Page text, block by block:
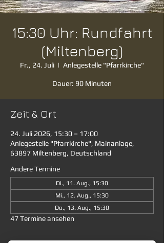
15:30 Uhr: Rundfahrt
(Miltenberg)
Fr., 24. Juli
  |
Anlegestelle "Pfarrkirche"
Dauer: 90 Minuten
Zeit & Ort
24. Juli 2026, 15:30 – 17:00
Anlegestelle "Pfarrkirche", Mainanlage,
63897 Miltenberg, Deutschland
Andere Termine
Di., 11. Aug., 15:30
Mi., 12. Aug., 15:30
Do., 13. Aug., 15:30
47 Termine ansehen